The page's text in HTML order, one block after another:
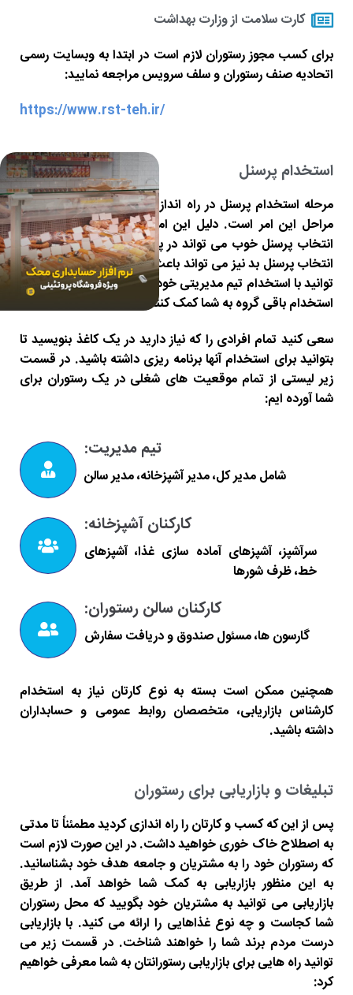
کارت سلامت از وزارت بهداشت
برای کسب مجوز رستوران لازم است در ابتدا به وبسایت رسمی
اتحادیه صنف رستوران و سلف سرویس مراجعه نمایید:
https://www.rst-teh.ir/
استخدام پرسنل
مرحله استخدام پرسنل در راه اندازی رستوران یکی از مهمترین
مراحل این امر است. دلیل این امر این است که همانقدر که
انتخاب پرسنل خوب می تواند در پیشرفت شما تأثیرگذار باشد،
انتخاب پرسنل بد نیز می تواند باعث شکست شما شود. شما می
توانید با استخدام تیم مدیریتی خود شروع کنید تا آنها بتوانند در
استخدام باقی گروه به شما کمک کنند.
سعی کنید تمام افرادی را که نیاز دارید در یک کاغذ بنویسید تا
بتوانید برای استخدام آنها برنامه ریزی داشته باشید. در قسمت
زیر لیستی از تمام موقعیت های شغلی در یک رستوران برای
شما آورده ایم:
تیم مدیریت:
شامل مدیر کل، مدیر آشپزخانه، مدیر سالن
کارکنان آشپزخانه:
سرآشپز، آشپزهای آماده سازی غذا، آشپزهای
خط، ظرف شورها
کارکنان سالن رستوران:
گارسون ها، مسئول صندوق و دریافت سفارش
همچنین ممکن است بسته به نوع کارتان نیاز به استخدام
کارشناس بازاریابی، متخصصان روابط عمومی و حسابداران
داشته باشید.
تبلیغات و بازاریابی برای رستوران
پس از این که کسب و کارتان را راه اندازی کردید مطمئناً تا مدتی
به اصطلاح خاک خوری خواهید داشت. در این صورت لازم است
که رستوران خود را به مشتریان و جامعه هدف خود بشناسانید.
به این منظور بازاریابی به کمک شما خواهد آمد. از طریق
بازاریابی می توانید به مشتریان خود بگویید که محل رستوران
شما کجاست و چه نوع غذاهایی را ارائه می کنید. با بازاریابی
درست مردم برند شما را خواهند شناخت. در قسمت زیر می
توانید راه هایی برای بازاریابی رستورانتان به شما معرفی خواهیم
کرد: